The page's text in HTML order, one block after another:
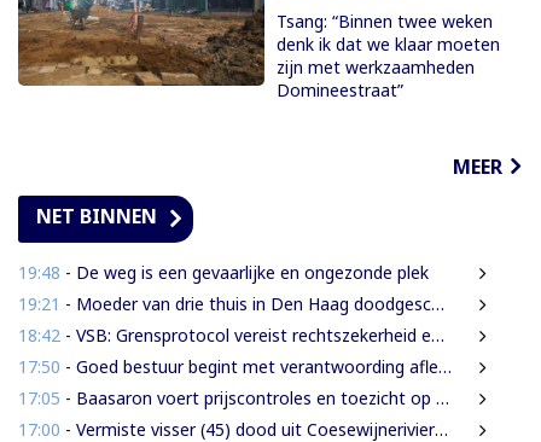
Tsang: “Binnen twee weken
denk ik dat we klaar moeten
zijn met werkzaamheden
Domineestraat”
MEER
NET BINNEN
19:48 - De weg is een gevaarlijke en ongezonde plek
19:21 - Moeder van drie thuis in Den Haag doodgeschoten; verdachte ex-partner opgepakt na vluchten
18:42 - VSB: Grensprotocol vereist rechtszekerheid en harde waarborgen
17:50 - Goed bestuur begint met verantwoording afleggen
17:05 - Baasaron voert prijscontroles en toezicht op voedselveiligheid op
17:00 - Vermiste visser (45) dood uit Coesewijnerivier gehaald